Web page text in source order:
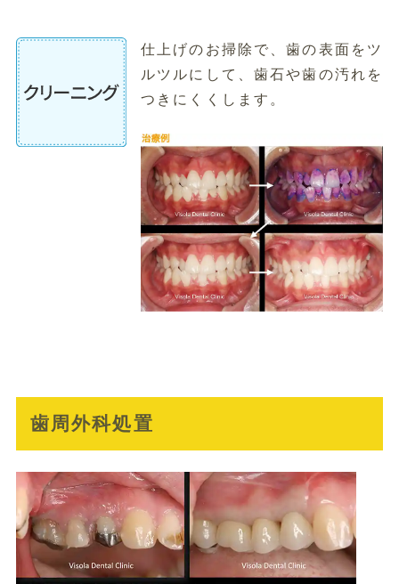
仕上げのお掃除で、歯の表面をツ
ルツルにして、歯石や歯の汚れを
つきにくくします。
歯周外科処置